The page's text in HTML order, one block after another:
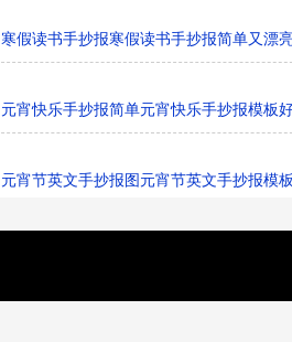
寒假读书手抄报寒假读书手抄报简单又漂亮
元宵快乐手抄报简单元宵快乐手抄报模板好
元宵节英文手抄报图元宵节英文手抄报模板